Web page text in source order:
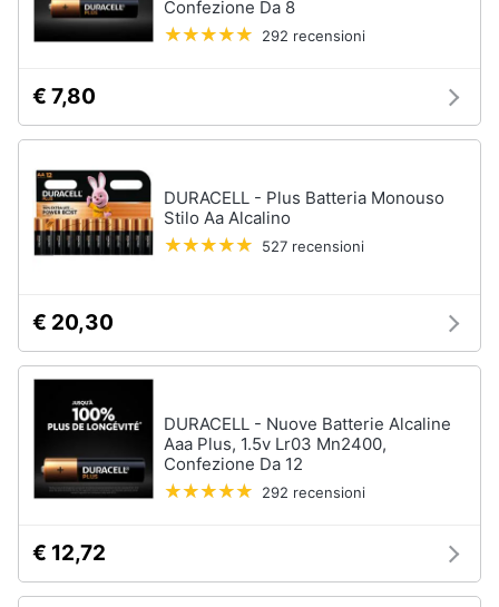
Confezione Da 8
292 recensioni
€ 7,80
DURACELL - Plus Batteria Monouso
Stilo Aa Alcalino
527 recensioni
€ 20,30
DURACELL - Nuove Batterie Alcaline
Aaa Plus, 1.5v Lr03 Mn2400,
Confezione Da 12
292 recensioni
€ 12,72